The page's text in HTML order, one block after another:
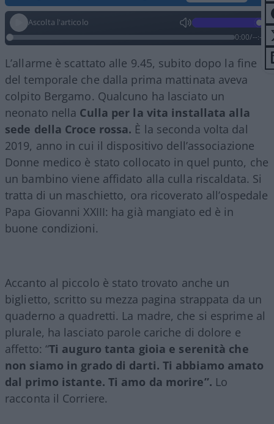
Ascolta l'articolo
0:00/--:--
L’allarme è scattato alle 9.45, subito dopo la fine
del temporale che dalla prima mattinata aveva
colpito Bergamo. Qualcuno ha lasciato un
neonato nella Culla per la vita installata alla
sede della Croce rossa. È la seconda volta dal
2019, anno in cui il dispositivo dell’associazione
Donne medico è stato collocato in quel punto, che
un bambino viene affidato alla culla riscaldata. Si
tratta di un maschietto, ora ricoverato all’ospedale
Papa Giovanni XXIII: ha già mangiato ed è in
buone condizioni.
Accanto al piccolo è stato trovato anche un
biglietto, scritto su mezza pagina strappata da un
quaderno a quadretti. La madre, che si esprime al
plurale, ha lasciato parole cariche di dolore e
affetto: “Ti auguro tanta gioia e serenità che
non siamo in grado di darti. Ti abbiamo amato
dal primo istante. Ti amo da morire”. Lo
racconta il Corriere.